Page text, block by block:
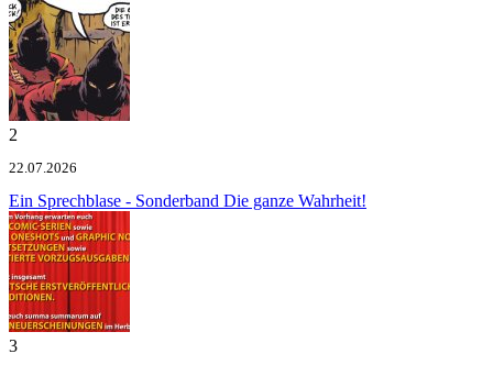
2
22.07.2026
Ein Sprechblase - Sonderband Die ganze Wahrheit!
3